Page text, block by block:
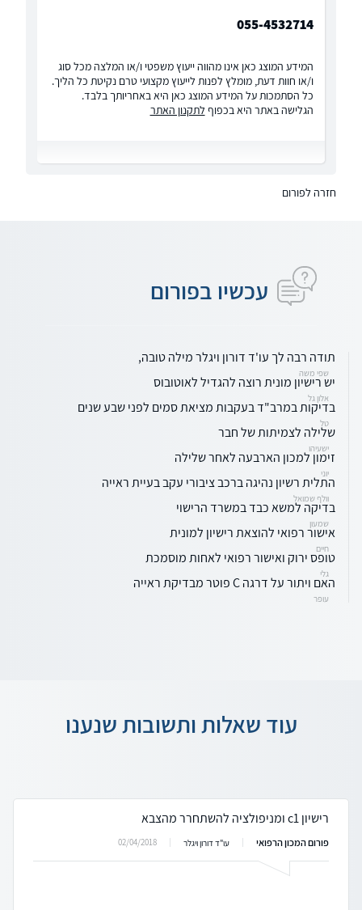
055-4532714
המידע המוצג כאן אינו מהווה ייעוץ משפטי ו/או המלצה מכל סוג
ו/או חוות דעת, מומלץ לפנות לייעוץ מקצועי טרם נקיטת כל הליך.
כל הסתמכות על המידע המוצג כאן היא באחריותך בלבד.
הגלישה באתר היא בכפוף לתקנון האתר
חזרה לפורום
עכשיו בפורום
תודה רבה לך עו'ד דורון ויגלר מילה טובה,
שפי משה
יש רישיון מונית רוצה להגדיל לאוטובוס
אלון גל
בדיקות במרב"ד בעקבות מציאת סמים לפני שבע שנים
טל
שלילה לצמיתות של חבר
ישעיהו
זימון למכון הארבעה לאחר שלילה
יוני
התלית רשיון נהיגה ברכב ציבורי עקב בעיית ראייה
וולף שמואל
בדיקה למשא כבד במשרד הרישוי
שמעון
אישור רפואי להוצאת רישיון למונית
חיים
טופס ירוק ואישור רפואי לאחות מוסמכת
גלי
האם ויתור על דרגה C פוטר מבדיקת ראייה
עופר
עוד שאלות ותשובות שנענו
רישיון c1 ומניפולציה להשתחרר מהצבא
פורום המכון הרפואי עו"ד דורון ויגלר 02/04/2018